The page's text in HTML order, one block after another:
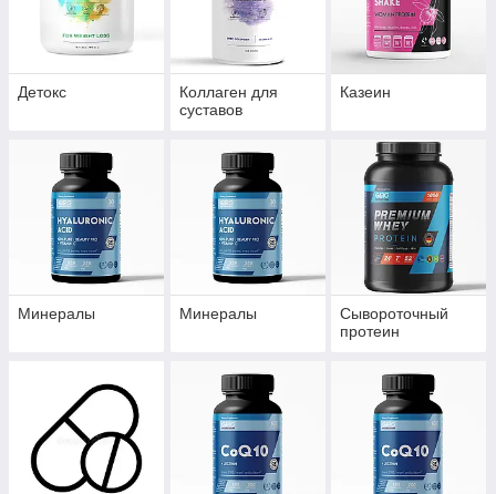
Детокс
Коллаген для
суставов
Казеин
Минералы Минералы
Сывороточный
протеин